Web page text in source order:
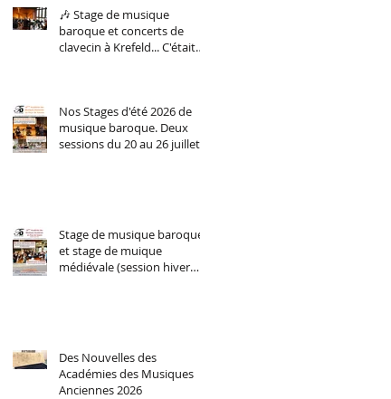
🎶 Stage de musique
baroque et concerts de
clavecin à Krefeld... C'était
Nos Stages d'été 2026 de
musique baroque. Deux
sessions du 20 au 26 juillet
Stage de musique baroque
et stage de muique
médiévale (session hiver
Des Nouvelles des
Académies des Musiques
Anciennes 2026